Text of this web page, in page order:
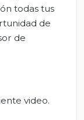
todas tus
de
de
video.